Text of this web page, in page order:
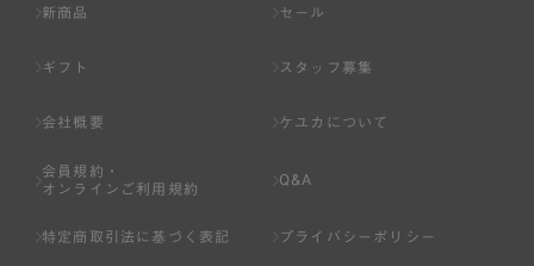
新商品 セール
ギフト スタッフ募集
会社概要 ケユカについて
会員規約・
オンラインご利用規約
Q&A
特定商取引法に基づく表記 プライバシーポリシー